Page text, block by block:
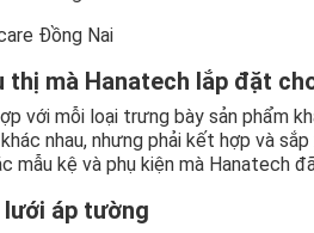
thị mà Hanatech lắp đặt
với mỗi loại trưng bày sản phẩm
nhau, nhưng phải kết hợp và
mẫu kệ và phụ kiện mà Hanatech
áp tường